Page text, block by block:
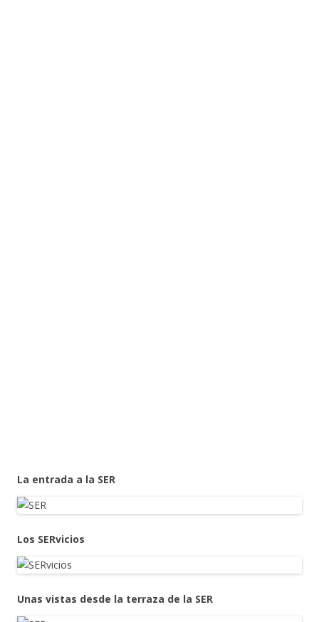
La entrada a la SER
Los SERvicios
Unas vistas desde la terraza de la SER